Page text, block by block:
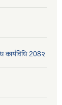
कार्यविधि 208२